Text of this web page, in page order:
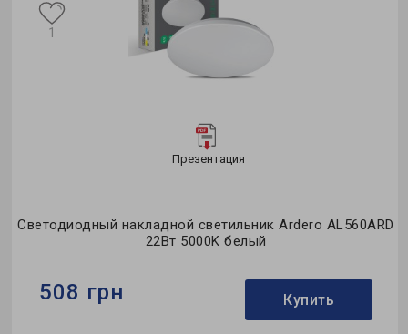
Презентация
Светодиодный накладной светильник Ardero AL560ARD
22Вт 5000K белый
1
508 грн Купить